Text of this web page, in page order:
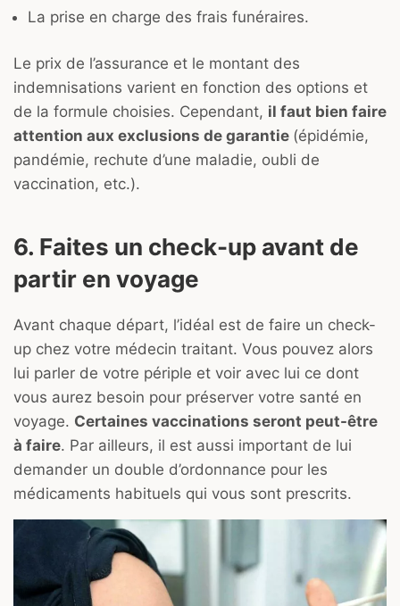
La prise en charge des frais funéraires.
Le prix de l’assurance et le montant des
indemnisations varient en fonction des options et
de la formule choisies. Cependant, il faut bien faire
attention aux exclusions de garantie (épidémie,
pandémie, rechute d’une maladie, oubli de
vaccination, etc.).
6. Faites un check-up avant de
partir en voyage
Avant chaque départ, l’idéal est de faire un check-
up chez votre médecin traitant. Vous pouvez alors
lui parler de votre périple et voir avec lui ce dont
vous aurez besoin pour préserver votre santé en
voyage. Certaines vaccinations seront peut-être
à faire. Par ailleurs, il est aussi important de lui
demander un double d’ordonnance pour les
médicaments habituels qui vous sont prescrits.